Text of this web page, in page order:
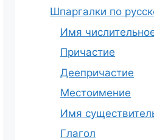
Шпаргалки по
Имя
Причастие
Деепричастие
Местоимение
Имя
Глагол